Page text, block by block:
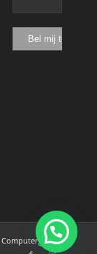
Computergeeks